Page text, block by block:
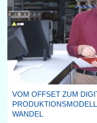
VOM OFFSET ZUM
WANDEL